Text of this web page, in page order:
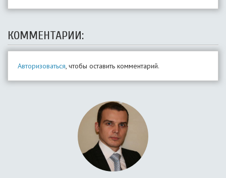
КОММЕНТАРИИ:
Авторизоваться, чтобы оставить комментарий.